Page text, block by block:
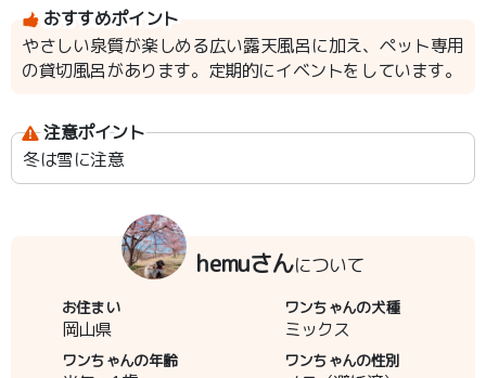
おすすめポイント
やさしい泉質が楽しめる広い露天風呂に加え、ペット専用
の貸切風呂があります。定期的にイベントをしています。
注意ポイント
冬は雪に注意
hemuさんについて
お住まい
岡山県
ワンちゃんの犬種
ミックス
ワンちゃんの年齢 ワンちゃんの性別